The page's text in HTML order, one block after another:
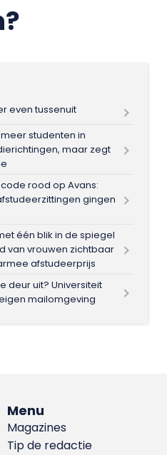
even tussenuit
studenten in
maar zegt
rood op Avans:
gingen
één blik in de spiegel
van vrouwen zichtbaar
afstudeerprijs
deur uit? Universiteit
mailomgeving
Menu
Magazines
Tip de redactie